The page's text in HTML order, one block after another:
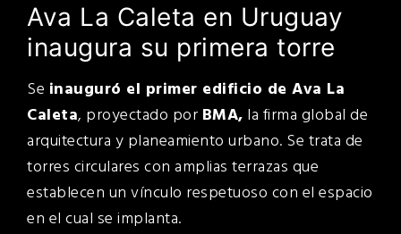
Ava La Caleta en Uruguay
inaugura su primera torre
Se inauguró el primer edificio de Ava La
Caleta, proyectado por BMA, la firma global de
arquitectura y planeamiento urbano. Se trata de
torres circulares con amplias terrazas que
establecen un vínculo respetuoso con el espacio
en el cual se implanta.